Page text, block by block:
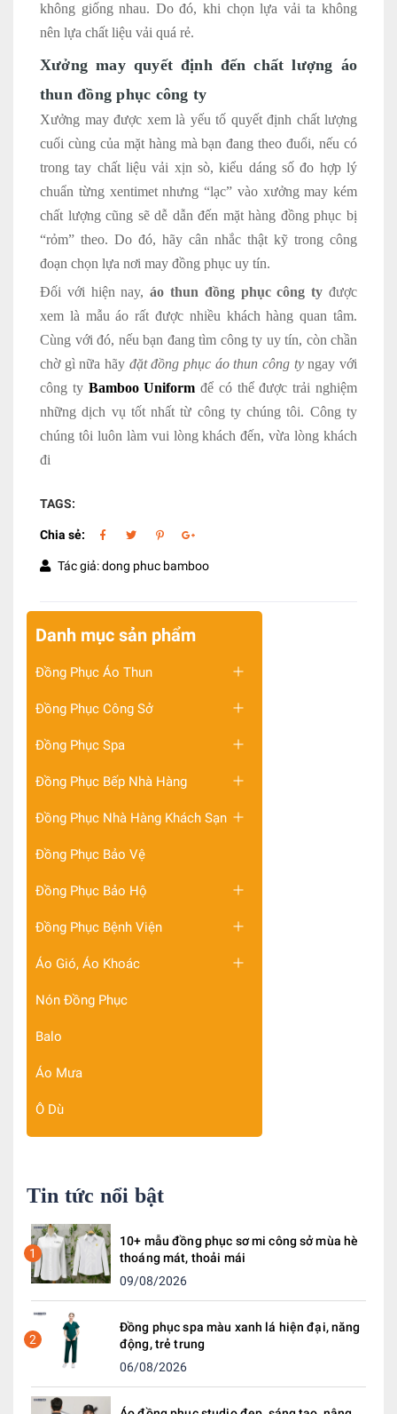
không giống nhau. Do đó, khi chọn lựa vải ta không
nên lựa chất liệu vải quá rẻ.
Xưởng may quyết định đến chất lượng áo
thun đồng phục công ty
Xưởng may được xem là yếu tố quyết định chất lượng
cuối cùng của mặt hàng mà bạn đang theo đuổi, nếu có
trong tay chất liệu vải xịn sò, kiểu dáng số đo hợp lý
chuẩn từng xentimet nhưng “lạc” vào xưởng may kém
chất lượng cũng sẽ dễ dẫn đến mặt hàng đồng phục bị
“rỏm” theo. Do đó, hãy cân nhắc thật kỹ trong công
đoạn chọn lựa nơi may đồng phục uy tín.
Đối với hiện nay,áo thun đồng phục công ty được
xem là mẫu áo rất được nhiều khách hàng quan tâm.
Cùng với đó, nếu bạn đang tìm công ty uy tín, còn chần
chờ gì nữa hãy đặt đồng phục áo thun công tyngay với
công ty Bamboo Uniform để có thể được trải nghiệm
những dịch vụ tốt nhất từ công ty chúng tôi. Công ty
chúng tôi luôn làm vui lòng khách đến, vừa lòng khách
đi
TAGS:
Chia sẻ:
Tác giả: dong phuc bamboo
Danh mục sản phẩm
Đồng Phục Áo Thun
Đồng Phục Công Sở
Đồng Phục Spa
Đồng Phục Bếp Nhà Hàng
Đồng Phục Nhà Hàng Khách Sạn
Đồng Phục Bảo Vệ
Đồng Phục Bảo Hộ
Đồng Phục Bệnh Viện
Áo Gió, Áo Khoác
Nón Đồng Phục
Balo
Áo Mưa
Ô Dù
Tin tức nổi bật
1
10+ mẫu đồng phục sơ mi công sở mùa hè
thoáng mát, thoải mái
09/08/2026
2
Đồng phục spa màu xanh lá hiện đại, năng
động, trẻ trung
06/08/2026